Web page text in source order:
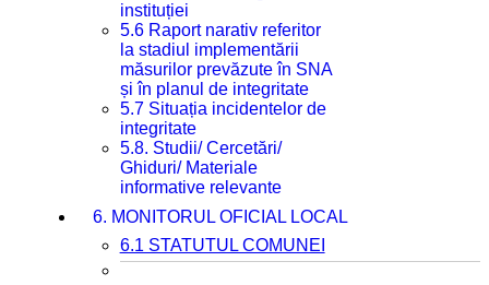
instituției
5.6 Raport narativ referitor
la stadiul implementării
măsurilor prevăzute în SNA
și în planul de integritate
5.7 Situația incidentelor de
integritate
5.8. Studii/ Cercetări/
Ghiduri/ Materiale
informative relevante
6. MONITORUL OFICIAL LOCAL
6.1 STATUTUL COMUNEI